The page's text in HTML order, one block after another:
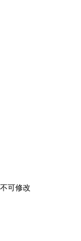
可修改